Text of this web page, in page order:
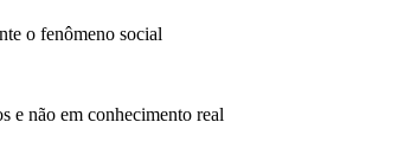
o fenômeno social
e não em conhecimento real